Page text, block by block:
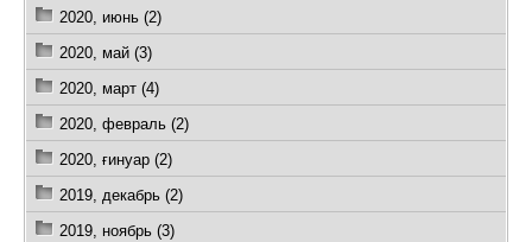
2020, июнь (2)
2020, май (3)
2020, март (4)
2020, февраль (2)
2020, ғинуар (2)
2019, декабрь (2)
2019, ноябрь (3)